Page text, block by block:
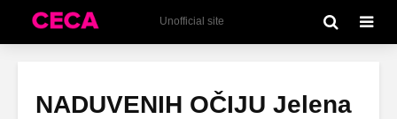
Unofficial site
NADUVENIH OČIJU Jelena